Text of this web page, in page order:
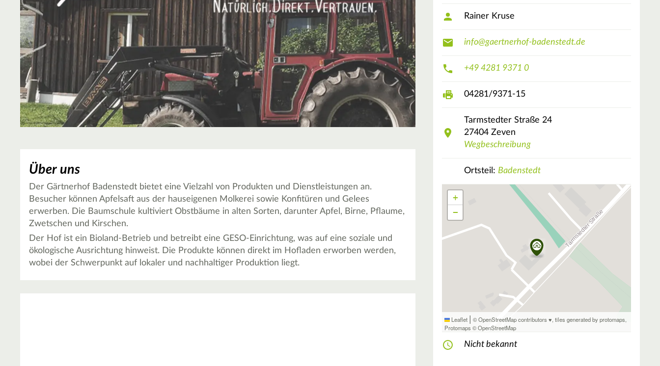
Über uns
Der Gärtnerhof Badenstedt bietet eine Vielzahl von Produkten und Dienstleistungen an.
Besucher können Apfelsaft aus der hauseigenen Molkerei sowie Konfitüren und Gelees
erwerben. Die Baumschule kultiviert Obstbäume in alten Sorten, darunter Apfel, Birne, Pflaume,
Zwetschen und Kirschen.
Der Hof ist ein Bioland-Betrieb und betreibt eine GESO-Einrichtung, was auf eine soziale und
ökologische Ausrichtung hinweist. Die Produkte können direkt im Hofladen erworben werden,
wobei der Schwerpunkt auf lokaler und nachhaltiger Produktion liegt.
Rainer Kruse
info@gaertnerhof-badenstedt.de
+49 4281 9371 0
04281/9371-15
Tarmstedter Straße 24
27404 Zeven
Wegbeschreibung
Ortsteil: Badenstedt
+
−
Leaflet | © OpenStreetMap contributors ♥,tiles generated by protomaps,
Protomaps ©OpenStreetMap
Nicht bekannt